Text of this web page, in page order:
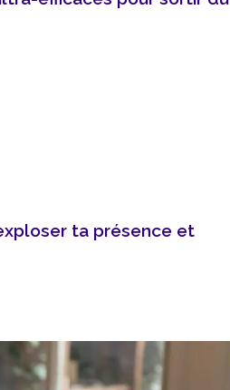
ta présence et